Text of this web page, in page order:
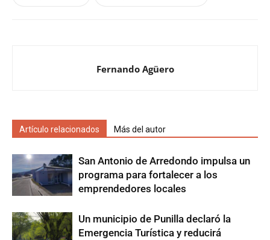
Fernando Agüero
Artículo relacionados Más del autor
San Antonio de Arredondo impulsa un
programa para fortalecer a los
emprendedores locales
Un municipio de Punilla declaró la
Emergencia Turística y reducirá